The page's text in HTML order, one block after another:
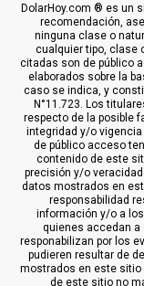
DolarHoy.com ® es un
recomendación,
ninguna clase o
cualquier tipo, clase
citadas son de público
elaborados sobre la
caso se indica, y
N°11.723. Los
respecto de la posible
integridad y/o
de público acceso
contenido de este
precisión y/o
datos mostrados en
responsabilidad
información y/o a
quienes accedan
responabilizan por los
pudieren resultar de
mostrados en este sitio
de este sitio no